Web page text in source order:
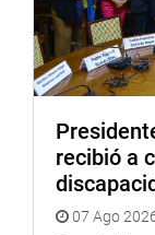
PRENSA-
recibió a
07 Ago